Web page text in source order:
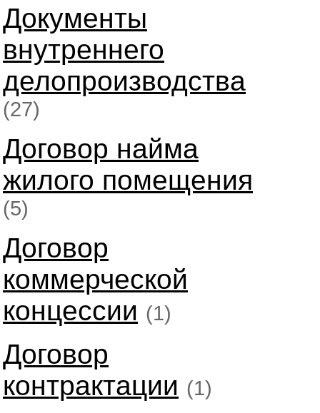
Документы
внутреннего
делопроизводства
(27)
Договор найма
жилого помещения
(5)
Договор
коммерческой
концессии (1)
Договор
контрактации (1)